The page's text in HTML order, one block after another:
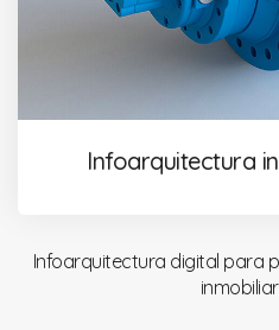
Infoarquitectura
Infoarquitectura digital para